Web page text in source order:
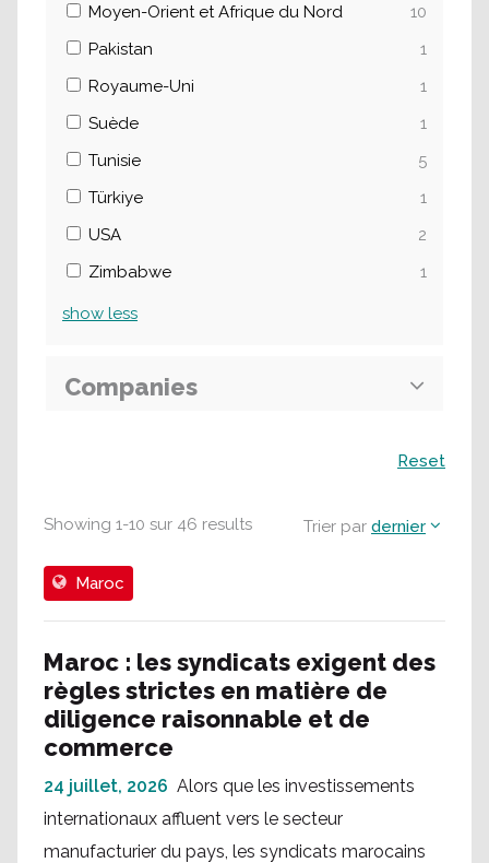
Showing 1-10 sur 46 results Trier par dernier
Maroc
Maroc : les syndicats exigent des
règles strictes en matière de
diligence raisonnable et de
commerce
24 juillet, 2026 Alors que les investissements
internationaux affluent vers le secteur
manufacturier du pays, les syndicats marocains
Moyen-Orient et Afrique du Nord
10
Pakistan
1
Royaume-Uni
1
Suède
1
Tunisie
5
Türkiye
1
USA
2
Zimbabwe
1
show less
Companies
Reset